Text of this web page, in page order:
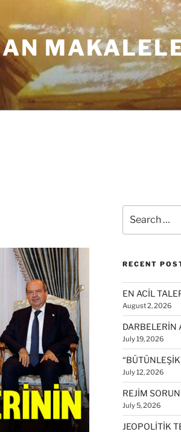
for:
RECENT
EN ACİL
August 2, 2026
DARBELERİN
July 19, 2026
July 12, 2026
REJİM
July 5, 2026
JEOPOLİTİK